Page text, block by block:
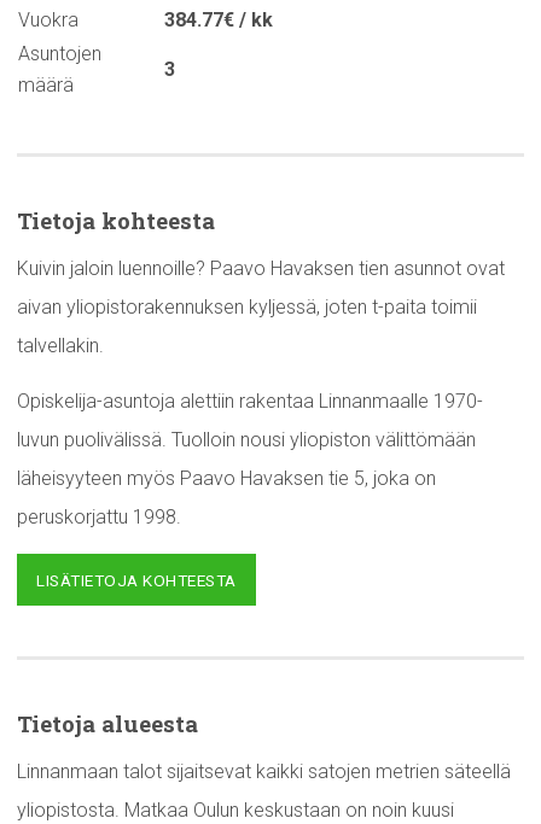
Vuokra
384.77€ / kk
Asuntojen
määrä
3
Tietoja kohteesta
Kuivin jaloin luennoille? Paavo Havaksen tien asunnot ovat
aivan yliopistorakennuksen kyljessä, joten t-paita toimii
talvellakin.
Opiskelija-asuntoja alettiin rakentaa Linnanmaalle 1970-
luvun puolivälissä. Tuolloin nousi yliopiston välittömään
läheisyyteen myös Paavo Havaksen tie 5, joka on
peruskorjattu 1998.
LISÄTIETOJA KOHTEESTA
Tietoja alueesta
Linnanmaan talot sijaitsevat kaikki satojen metrien säteellä
yliopistosta. Matkaa Oulun keskustaan on noin kuusi